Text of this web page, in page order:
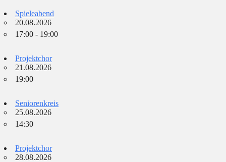
Spieleabend
20.08.2026
17:00 - 19:00
Projektchor
21.08.2026
19:00
Seniorenkreis
25.08.2026
14:30
Projektchor
28.08.2026